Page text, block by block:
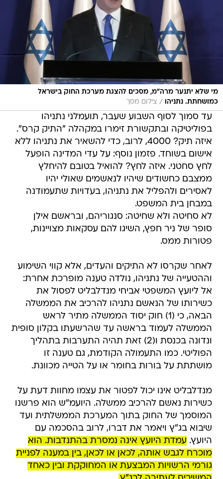
מי שלא יתנער מרה"מ, מסכים להצגת מערכת החוק בישראל
כמושחתת. נתניהו
/ צילום מסך
עד סמוך לסוף השבוע שעבר, תועמלני נתניהו
בפוליטיקה ובתקשורת זימרו במקהלה "התיק קרס".
איזה תיק? 4000, לרוב, כדי להשאיר את נתניהו ללא
אישום בשוחד. פזמון נוסף: על עדי המדינה הופעל
לחץ סחטני. איזה לחץ? להואיל בטובם להיחלץ
ממצבם כחשודים שיהיו לנאשמים שאולי יהיו
לאסירים ולהפליל את נתניהו, בעדויות שתעמודנה
במבחן בית המשפט.
לא סחיטה ולא שחיטה: סנגוריהם, ובראשם אילן
סופר של ניר חפץ, השיגו להם עסקאות מצויינות,
פטורות ממס.
לאחר שקרסו לא התיקים והעדים, אלא קווי השימוע
וההטעייה של נתניהו, נולדה טענה מופרכת אחרת:
אל ליועץ המשפטי אביחי מנדלבליט לפסול את
כשירותו של הנאשם נתניהו להרכיב את הממשלה
הבאה, כי (1) חוק יסוד הממשלה מתיר לראש
הממשלה לעמוד בראשה עד שהרשעתו בקלון סופית
ונדונה בכנסת ו(2) זאת תהיה התערבות בתהליך
הפוליטי. כמו התעמולה הקודמת, גם טענה זו
מושתתת על בורות בחומר או על הטייה מכוונת.
מנדלבליט אינו יכול לפטור את עצמו מחוות דעת על
כשירות נאשם להרכיב ממשלה. היועמ"ש הוא פרשנו
המוסמך של החוק בתוך המערכת הממשלתית ועד
שיבוא בג"ץ ויאמר את דברו, לרוב בהסכמה עם
היועץ. עמדת היועץ אינה נמסרת בהתנדבות. הוא
מוכרח לגבש אותה, לכאן או לכאן, בין במענה לפניית
גורמי הרשויות המבצעת או המחוקקת ובין כאחד